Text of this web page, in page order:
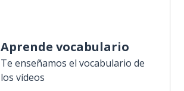
Aprende vocabulario
Te enseñamos el vocabulario de
los vídeos